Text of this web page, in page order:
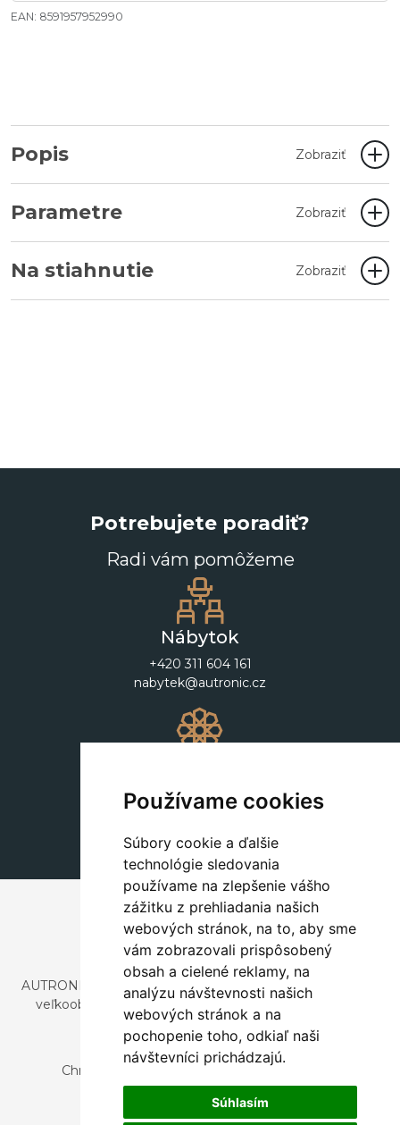
Používame cookies
Súbory cookie a ďalšie
technológie sledovania
používame na zlepšenie vášho
zážitku z prehliadania našich
webových stránok, na to, aby sme
vám zobrazovali prispôsobený
obsah a cielené reklamy, na
analýzu návštevnosti našich
webových stránok a na
pochopenie toho, odkiaľ naši
návštevníci prichádzajú.
Súhlasím
EAN: 8591957952990
Popis Zobraziť
Parametre Zobraziť
Na stiahnutie Zobraziť
Potrebujete poradiť?
Radi vám pomôžeme
Nábytok
+420 311 604 161
nabytek@autronic.cz
+420 311 604 182
dekorace@autronic.cz
AUTRONIC, s.r.o. je spoločnosť zaoberajúca sa dovozom a
veľkoobchodným predajom dizajnového aj štýlového
nábytku a dekorácií.
Česká republika
Chrustenice 270, 267 12 Loděnice u Berouna
Slovensko
Nová 366, 032 02 Závažná Poruba